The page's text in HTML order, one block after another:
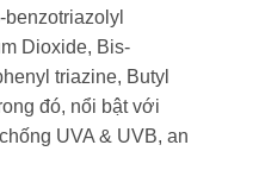
Dioxide, Bis-
triazine, Butyl
đó, nổi bật với
UVA & UVB, an